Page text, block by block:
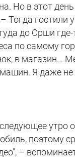
Но в этот
Тогда
до Орши
по самому
в магазин...
Я даже не
утро
поэтому
–